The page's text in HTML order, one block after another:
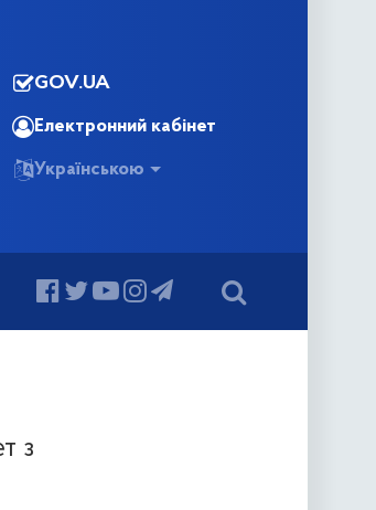
GOV.UA
Електронний кабінет
Українською
з